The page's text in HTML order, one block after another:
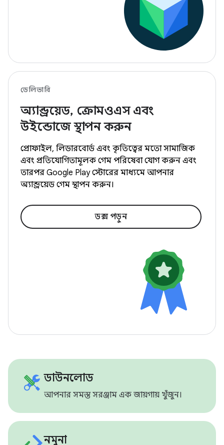
ডেলিভারি
অ্যান্ড্রয়েড, ক্রোমওএস এবং
উইন্ডোজে স্থাপন করুন
প্রোফাইল, লিডারবোর্ড এবং কৃতিত্বের মতো সামাজিক
এবং প্রতিযোগিতামূলক গেম পরিষেবা যোগ করুন এবং
তারপর Google Play স্টোরের মাধ্যমে আপনার
অ্যান্ড্রয়েড গেম স্থাপন করুন।
ডক্স পড়ুন
ডাউনলোড
আপনার সমস্ত সরঞ্জাম এক জায়গায় খুঁজুন।
নমুনা